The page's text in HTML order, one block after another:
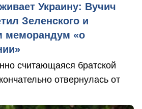
Украину: Вучич
Зеленского и
меморандум «о
считающаяся братской
отвернулась от